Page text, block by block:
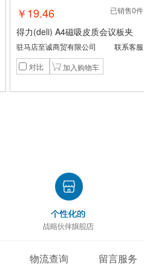
已销售0件
￥19.46
得力(deli) A4磁吸皮质会议板夹
质感皮质书写板夹写字垫板会议磁
性文件夹报告夹 商务办公用品 黑
64506
驻马店至诚商贸有限公司
联系客服
对比
物流查询 留言服务